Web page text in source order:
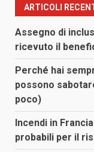
ARTICOLI
Assegno di
ricevuto il
Perché hai
possono
poco)
Incendi in
probabili per il